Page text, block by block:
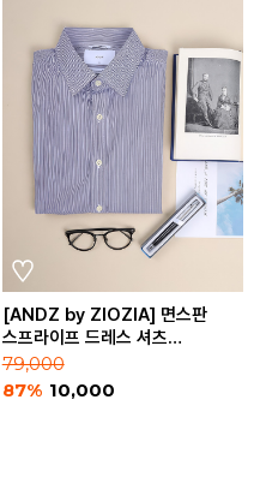
[ANDZ by ZIOZIA] 면스판
스프라이프 드레스 셔츠
(BZZ2WD1182)
79,000
87% 10,000